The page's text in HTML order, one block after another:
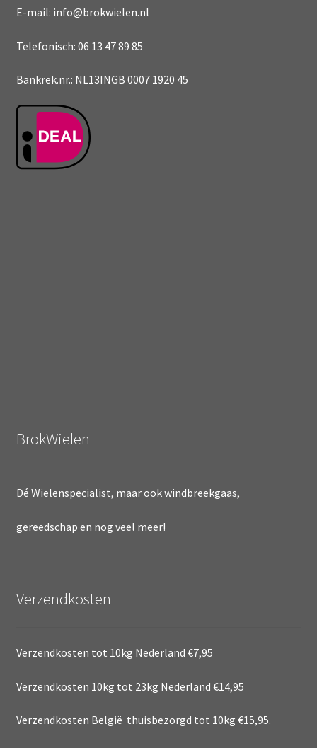
E-mail: info@brokwielen.nl
Telefonisch: 06 13 47 89 85
Bankrek.nr.: NL13INGB 0007 1920 45
BrokWielen
Dé Wielenspecialist, maar ook windbreekgaas,
gereedschap en nog veel meer!
Verzendkosten
Verzendkosten tot 10kg Nederland €7,95
Verzendkosten 10kg tot 23kg Nederland €14,95
Verzendkosten België thuisbezorgd tot 10kg €15,95.